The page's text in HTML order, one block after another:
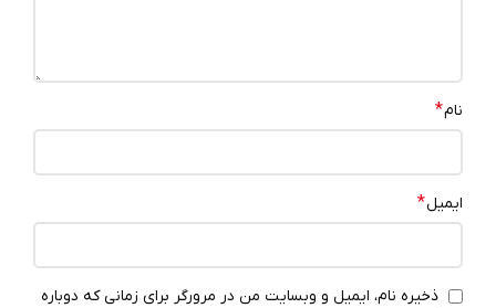
نام*
ایمیل*
ذخیره نام، ایمیل و وبسایت من در مرورگر برای زمانی که دوباره